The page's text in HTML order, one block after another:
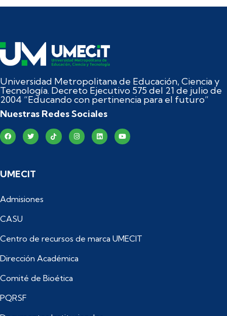
Universidad Metropolitana de Educación, Ciencia y
Tecnología. Decreto Ejecutivo 575 del 21 de julio de
2004 “Educando con pertinencia para el futuro”
Nuestras Redes Sociales
UMECIT
Admisiones
CASU
Centro de recursos de marca UMECIT
Dirección Académica
Comité de Bioética
PQRSF